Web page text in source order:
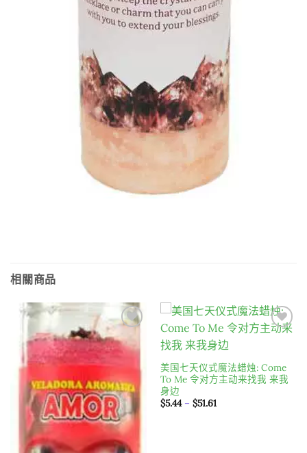
相關商品
Add to
wishlist
Add to
美国七天仪式魔法蜡烛: Come
To Me 令对方主动来找我 来我
身边
$5.44 – $51.61價